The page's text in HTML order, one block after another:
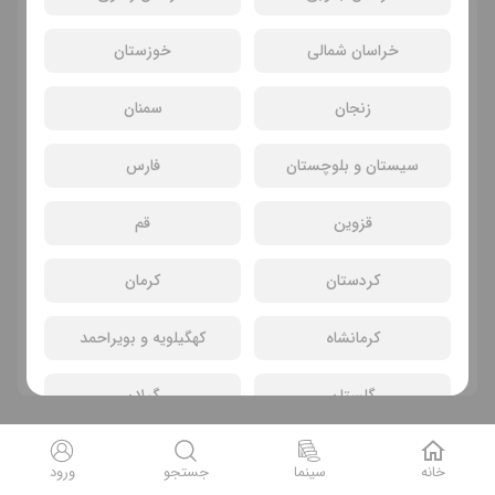
خراسان شمالی خوزستان
زنجان سمنان
سیستان و بلوچستان فارس
قزوین قم
کردستان کرمان
کرمانشاه کهگیلویه و بویراحمد
گلستان گیلان
فیلم های دیگر
خانه سینما جستجو ورود